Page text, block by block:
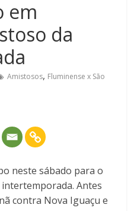
em
da
Amistosos, Fluminense x São
neste sábado para o
Antes
contra Nova Iguaçu e